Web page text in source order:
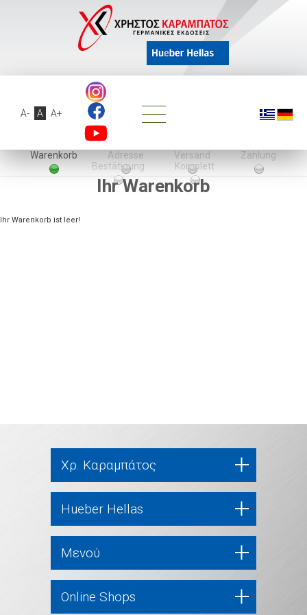
A- A A+
Warenkorb Adresse Versand
Zahlung
Bestätigung
Komplett
Ihr Warenkorb
Ihr Warenkorb ist leer!
Χρ. Καραμπάτος
Hueber Hellas
Μενού
Online Shops